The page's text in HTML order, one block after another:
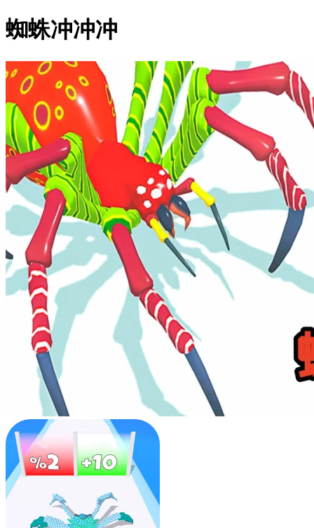
蜘蛛冲冲冲